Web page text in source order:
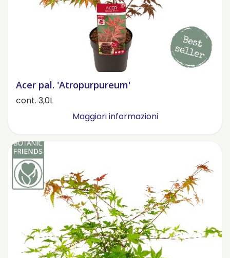
Acer pal. 'Atropurpureum'
cont. 3,0L
Maggiori informazioni